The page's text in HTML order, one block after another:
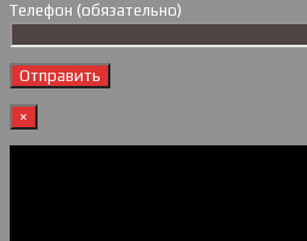
Телефон (обязательно)
×